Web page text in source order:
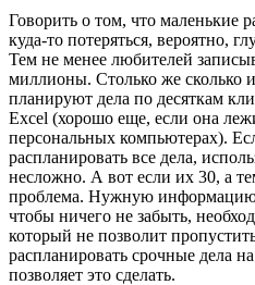
Говорить о том, что маленькие
куда-то потеряться, вероятно,
Тем не менее любителей
миллионы. Столько же сколько
планируют дела по десяткам
Excel (хорошо еще, если она
персональных компьютерах).
распланировать все дела,
несложно. А вот если их 30, а
проблема. Нужную информацию
чтобы ничего не забыть,
который не позволит
распланировать срочные дела
позволяет это сделать.